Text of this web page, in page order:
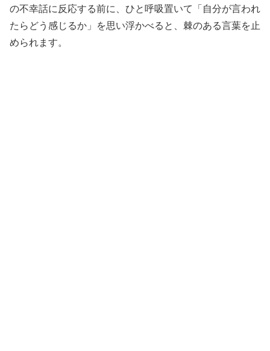
の不幸話に反応する前に、ひと呼吸置いて「自分が言われ
たらどう感じるか」を思い浮かべると、棘のある言葉を止
められます。